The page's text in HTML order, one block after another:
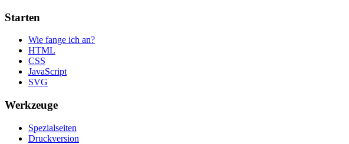
Starten
Wie fange ich an?
HTML
CSS
JavaScript
SVG
Werkzeuge
Spezialseiten
Druckversion